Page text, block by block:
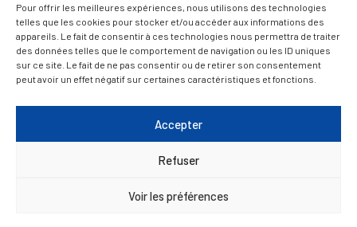
Pour offrir les meilleures expériences, nous utilisons des technologies
telles que les cookies pour stocker et/ou accéder aux informations des
appareils. Le fait de consentir à ces technologies nous permettra de traiter
des données telles que le comportement de navigation ou les ID uniques
sur ce site. Le fait de ne pas consentir ou de retirer son consentement
peut avoir un effet négatif sur certaines caractéristiques et fonctions.
Accepter
Refuser
Voir les préférences
— Découvrir et visiter